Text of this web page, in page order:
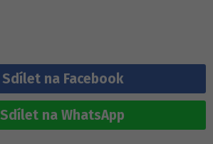
Sdílet na Facebook
Sdílet na WhatsApp